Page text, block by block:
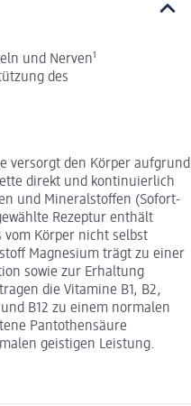
und Nerven¹
des
versorgt den Körper aufgrund
direkt und kontinuierlich
und Mineralstoffen (Sofort-
Rezeptur enthält
vom Körper nicht selbst
Magnesium trägt zu einer
sowie zur Erhaltung
die Vitamine B1, B2,
B12 zu einem normalen
Pantothensäure
geistigen Leistung.